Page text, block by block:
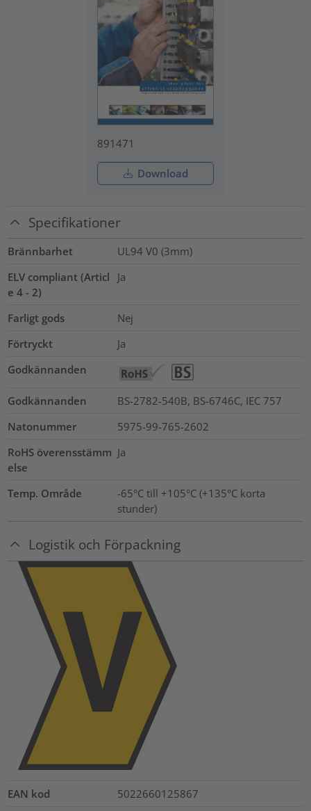
891471
Download
Specifikationer
Brännbarhet
UL94 V0 (3mm)
ELV compliant (Articl
e 4 - 2)
Ja
Farligt gods
Nej
Förtryckt
Ja
Godkännanden
Godkännanden
BS-2782-540B, BS-6746C, IEC 757
Natonummer
5975-99-765-2602
RoHS överensstämm
else
Ja
Temp. Område
-65°C till +105°C (+135°C korta
stunder)
Logistik och Förpackning
EAN kod
5022660125867